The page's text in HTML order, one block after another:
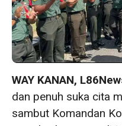
WAY KANAN,
dan penuh suka cita
sambut Komandan